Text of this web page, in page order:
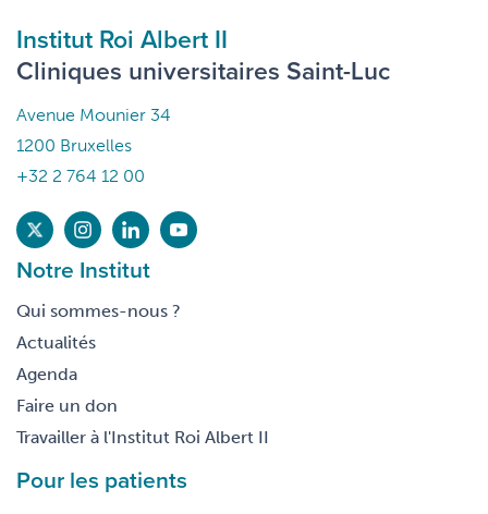
Institut Roi Albert II
Cliniques universitaires Saint-Luc
Avenue Mounier 34
1200 Bruxelles
+32 2 764 12 00
Notre Institut
Qui sommes-nous ?
Actualités
Agenda
Faire un don
Travailler à l'Institut Roi Albert II
Pour les patients